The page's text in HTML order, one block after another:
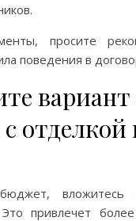
просите
поведения в
вложитесь
привлечет